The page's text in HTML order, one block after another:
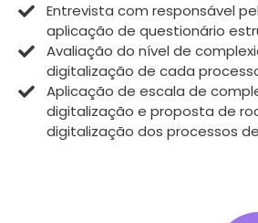
Entrevista com responsável
aplicação de questionário
Avaliação do nível de
digitalização de cada
Aplicação de escala de
digitalização e proposta de
digitalização dos processos de